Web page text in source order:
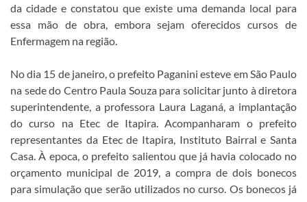
da cidade e constatou que existe uma demanda local para
essa mão de obra, embora sejam oferecidos cursos de
Enfermagem na região.
No dia 15 de janeiro, o prefeito Paganini esteve em São Paulo
na sede do Centro Paula Souza para solicitar junto à diretora
superintendente, a professora Laura Laganá, a implantação
do curso na Etec de Itapira. Acompanharam o prefeito
representantes da Etec de Itapira, Instituto Bairral e Santa
Casa. À epoca, o prefeito salientou que já havia colocado no
orçamento municipal de 2019, a compra de dois bonecos
para simulação que serão utilizados no curso. Os bonecos já